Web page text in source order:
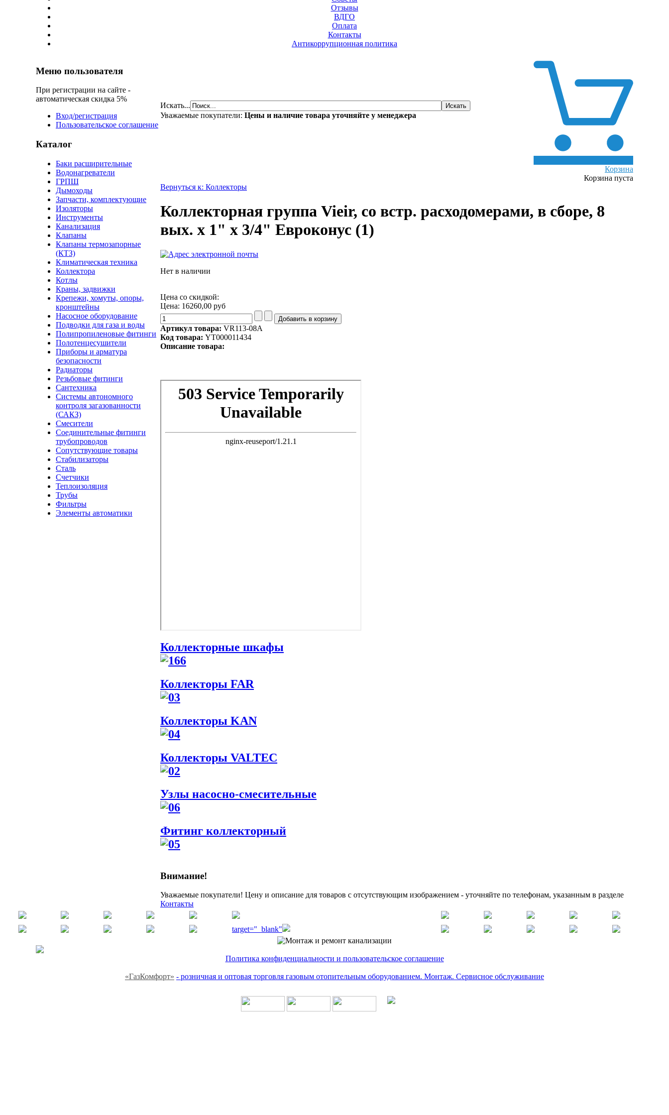
Отзывы
ВДГО
Оплата
Контакты
Антикоррупционная политика
Меню пользователя
При регистрации на сайте -
автоматическая скидка 5%
Вход/регистрация
Пользовательское соглашение
Каталог
Баки расширительные
Водонагреватели
ГРПШ
Дымоходы
Запчасти, комплектующие
Изоляторы
Инструменты
Канализация
Клапаны
Клапаны термозапорные
(КТЗ)
Климатическая техника
Коллектора
Котлы
Краны, задвижки
Крепежи, хомуты, опоры,
кронштейны
Насосное оборудование
Подводки для газа и воды
Полипропиленовые фитинги
Полотенцесушители
Приборы и арматура
безопасности
Радиаторы
Резьбовые фитинги
Сантехника
Системы автономного
контроля загазованности
(САКЗ)
Смесители
Соединительные фитинги
трубопроводов
Сопутствующие товары
Стабилизаторы
Сталь
Счетчики
Теплоизоляция
Трубы
Фильтры
Элементы автоматики
Искать...
Уважаемые покупатели: Цены и наличие товара уточняйте у менеджера
Корзина
Корзина пуста
Вернуться к: Коллекторы
Коллекторная группа Vieir, со встр. расходомерами, в сборе, 8
вых. х 1" х 3/4" Евроконус (1)
Нет в наличии
Цена со скидкой:
Цена: 16260,00 руб
Артикул товара: VR113-08A
Код товара: YT000011434
Описание товара:
Коллекторные шкафы
Коллекторы FAR
Коллекторы KAN
Коллекторы VALTEC
Узлы насосно-смесительные
Фитинг коллекторный
Внимание!
Уважаемые покупатели! Цену и описание для товаров с отсутствующим изображением - уточняйте по телефонам, указанным в разделе
Контакты
target="_blank"
Политика конфиденциальности и пользовательское соглашение
«ГазКомфорт» - розничная и оптовая торговля газовым отопительным оборудованием. Монтаж. Сервисное обслуживание